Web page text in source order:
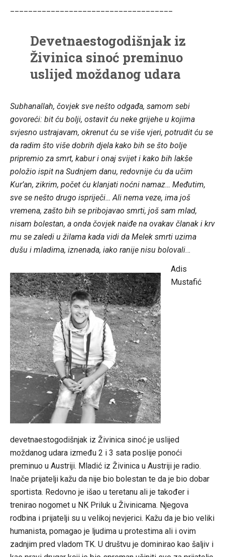
Devetnaestogodišnjak iz
Živinica sinoć preminuo
uslijed moždanog udara
Subhanallah, čovjek sve nešto odgađa, samom sebi
govoreći: bit ću bolji, ostavit ću neke grijehe u kojima
svjesno ustrajavam, okrenut ću se više vjeri, potrudit ću se
da radim što više dobrih djela kako bih se što bolje
pripremio za smrt, kabur i onaj svijet i kako bih lakše
položio ispit na Sudnjem danu, redovnije ću da učim
Kur’an, zikrim, počet ću klanjati noćni namaz… Međutim,
sve se nešto drugo ispriječi… Ali nema veze, ima još
vremena, zašto bih se pribojavao smrti, još sam mlad,
nisam bolestan, a onda čovjek naiđe na ovakav članak i krv
mu se zaledi u žilama kada vidi da Melek smrti uzima
dušu i mladima, iznenada, iako ranije nisu bolovali…
Adis
Mustafić
devetnaestogodišnjak iz Živinica sinoć je uslijed
moždanog udara između 2 i 3 sata poslije ponoći
preminuo u Austriji. Mladić iz Živinica u Austriji je radio.
Inače prijatelji kažu da nije bio bolestan te da je bio dobar
sportista. Redovno je išao u teretanu ali je također i
trenirao nogomet u NK Priluk u Živinicama. Njegova
rodbina i prijatelji su u velikoj nevjerici. Kažu da je bio veliki
humanista, pomagao je ljudima u protestima ali i ovim
zadnjim pred vladom TK. U društvu je dominirao kao šaljiv i